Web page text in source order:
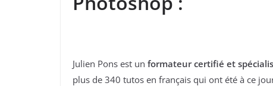
Julien Pons est un formateur certifié et
plus de 340 tutos en français qui ont été à ce